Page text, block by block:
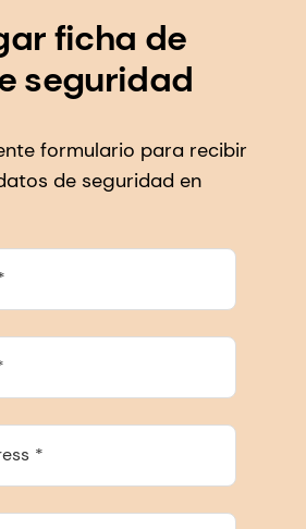
ficha de
seguridad
formulario para recibir
de seguridad en